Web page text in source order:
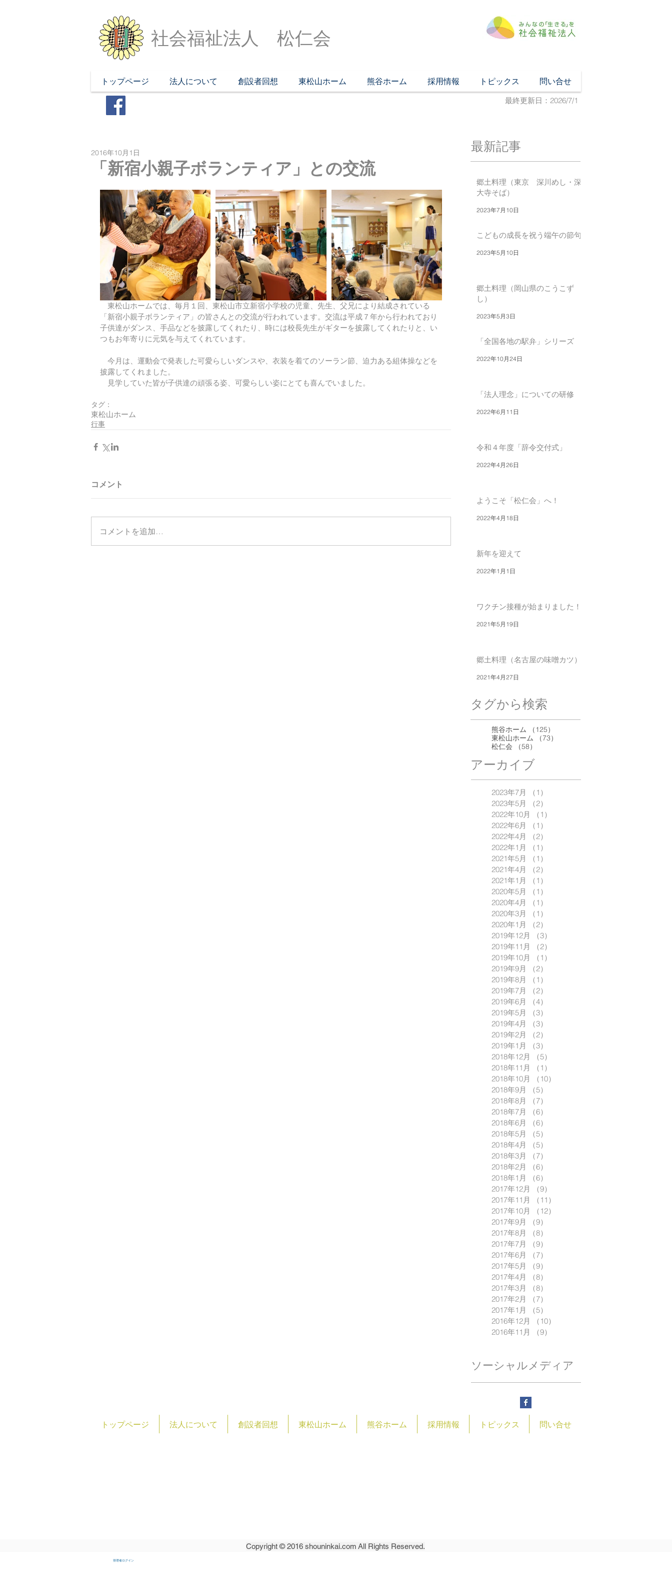
社会福祉法人 松仁会
トップページ 法人について 創設者回想 東松山ホーム 熊谷ホーム 採用情報 トピックス 問い合せ
最終更新日：2026/7/1
「新宿小親子ボランティア」との交流
2016年10月1日
東松山ホームでは、毎月１回、東松山市立新宿小学校の児童、先生、父兄により結成されている
「新宿小親子ボランティア」の皆さんとの交流が行われています。交流は平成７年から行われており
子供達がダンス、手品などを披露してくれたり、時には校長先生がギターを披露してくれたりと、い
つもお年寄りに元気を与えてくれています。
今月は、運動会で発表した可愛らしいダンスや、衣装を着てのソーラン節、迫力ある組体操などを
披露してくれました。
見学していた皆が子供達の頑張る姿、可愛らしい姿にとても喜んでいました。
タグ：
東松山ホーム
行事
コメント
コメントを追加…
最新記事
郷土料理（東京 深川めし・深
大寺そば）
2023年7月10日
こどもの成長を祝う端午の節句
2023年5月10日
郷土料理（岡山県のこうこず
し）
2023年5月3日
「全国各地の駅弁」シリーズ
2022年10月24日
「法人理念」についての研修
2022年6月11日
令和４年度「辞令交付式」
2022年4月26日
ようこそ「松仁会」へ！
2022年4月18日
新年を迎えて
2022年1月1日
ワクチン接種が始まりました！
2021年5月19日
郷土料理（名古屋の味噌カツ）
2021年4月27日
タグから検索
熊谷ホーム （125）
東松山ホーム
（73）
松仁会
（58）
アーカイブ
2023年7月 （1）
2023年5月
（2）
2022年10月
（1）
2022年6月
（1）
2022年4月
（2）
2022年1月
（1）
2021年5月
（1）
2021年4月
（2）
2021年1月
（1）
2020年5月
（1）
2020年4月
（1）
2020年3月
（1）
2020年1月
（2）
2019年12月
（3）
2019年11月
（2）
2019年10月
（1）
2019年9月
（2）
2019年8月
（1）
2019年7月
（2）
2019年6月
（4）
2019年5月
（3）
2019年4月
（3）
2019年2月
（2）
2019年1月
（3）
2018年12月
（5）
2018年11月
（1）
2018年10月
（10）
2018年9月
（5）
2018年8月
（7）
2018年7月
（6）
2018年6月
（6）
2018年5月
（5）
2018年4月
（5）
2018年3月
（7）
2018年2月
（6）
2018年1月
（6）
2017年12月
（9）
2017年11月
（11）
2017年10月
（12）
2017年9月
（9）
2017年8月
（8）
2017年7月
（9）
2017年6月
（7）
2017年5月
（9）
2017年4月
（8）
2017年3月
（8）
2017年2月
（7）
2017年1月
（5）
2016年12月
（10）
2016年11月
（9）
ソーシャルメディア
トップページ 法人について 創設者回想 東松山ホーム 熊谷ホーム 採用情報 トピックス 問い合せ
Copyright © 2016 shouninkai.com All Rights Reserved.
管理者ログイン